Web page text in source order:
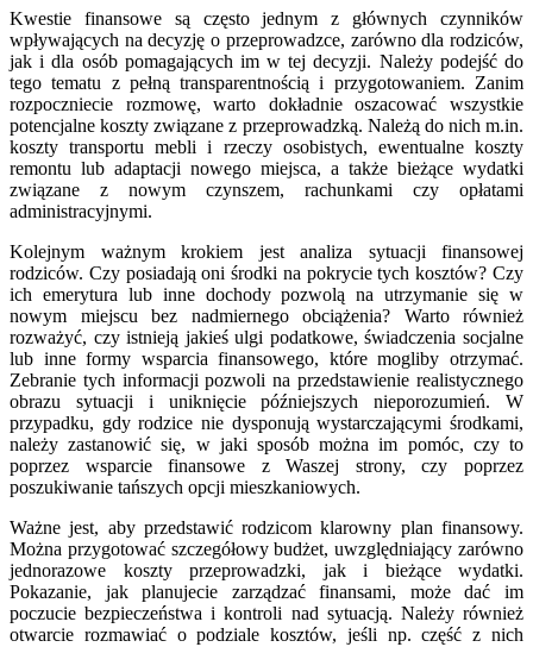
Kwestie finansowe są często jednym z głównych czynników
wpływających na decyzję o przeprowadzce, zarówno dla rodziców,
jak i dla osób pomagających im w tej decyzji. Należy podejść do
tego tematu z pełną transparentnością i przygotowaniem. Zanim
rozpoczniecie rozmowę, warto dokładnie oszacować wszystkie
potencjalne koszty związane z przeprowadzką. Należą do nich m.in.
koszty transportu mebli i rzeczy osobistych, ewentualne koszty
remontu lub adaptacji nowego miejsca, a także bieżące wydatki
związane z nowym czynszem, rachunkami czy opłatami
administracyjnymi.
Kolejnym ważnym krokiem jest analiza sytuacji finansowej
rodziców. Czy posiadają oni środki na pokrycie tych kosztów? Czy
ich emerytura lub inne dochody pozwolą na utrzymanie się w
nowym miejscu bez nadmiernego obciążenia? Warto również
rozważyć, czy istnieją jakieś ulgi podatkowe, świadczenia socjalne
lub inne formy wsparcia finansowego, które mogliby otrzymać.
Zebranie tych informacji pozwoli na przedstawienie realistycznego
obrazu sytuacji i uniknięcie późniejszych nieporozumień. W
przypadku, gdy rodzice nie dysponują wystarczającymi środkami,
należy zastanowić się, w jaki sposób można im pomóc, czy to
poprzez wsparcie finansowe z Waszej strony, czy poprzez
poszukiwanie tańszych opcji mieszkaniowych.
Ważne jest, aby przedstawić rodzicom klarowny plan finansowy.
Można przygotować szczegółowy budżet, uwzględniający zarówno
jednorazowe koszty przeprowadzki, jak i bieżące wydatki.
Pokazanie, jak planujecie zarządzać finansami, może dać im
poczucie bezpieczeństwa i kontroli nad sytuacją. Należy również
otwarcie rozmawiać o podziale kosztów, jeśli np. część z nich